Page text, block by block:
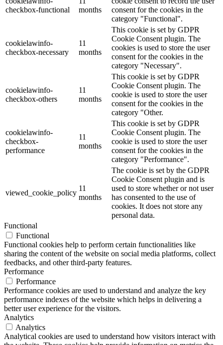
checkbox-functional
months
consent for the cookies in the
category "Functional".
cookielawinfo-
checkbox-necessary
11
months
This cookie is set by GDPR
Cookie Consent plugin. The
cookies is used to store the user
consent for the cookies in the
category "Necessary".
cookielawinfo-
checkbox-others
11
months
This cookie is set by GDPR
Cookie Consent plugin. The
cookie is used to store the user
consent for the cookies in the
category "Other.
cookielawinfo-
checkbox-
performance
11
months
This cookie is set by GDPR
Cookie Consent plugin. The
cookie is used to store the user
consent for the cookies in the
category "Performance".
viewed_cookie_policy
11
months
The cookie is set by the GDPR
Cookie Consent plugin and is
used to store whether or not user
has consented to the use of
cookies. It does not store any
personal data.
Functional
Functional
Functional cookies help to perform certain functionalities like
sharing the content of the website on social media platforms, collect
feedbacks, and other third-party features.
Performance
Performance
Performance cookies are used to understand and analyze the key
performance indexes of the website which helps in delivering a
better user experience for the visitors.
Analytics
Analytics
Analytical cookies are used to understand how visitors interact with